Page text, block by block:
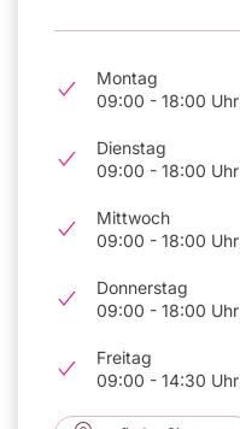
Montag
09:00 - 18:00 Uhr
Dienstag
09:00 - 18:00 Uhr
Mittwoch
09:00 - 18:00 Uhr
Donnerstag
09:00 - 18:00 Uhr
Freitag
09:00 - 14:30 Uhr